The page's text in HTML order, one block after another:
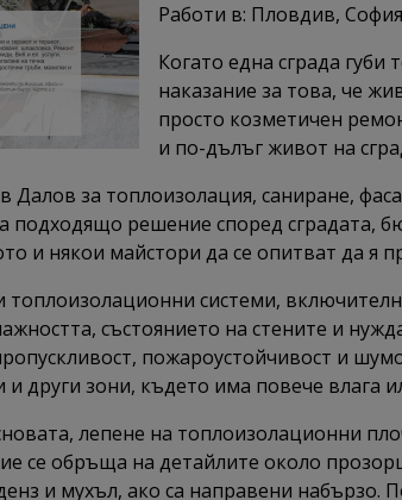
Работи в: Пловдив,
Когато една сграда губи
наказание за това, че
просто козметичен
и по-дълъг живот на
Далов за топлоизолация, саниране,
подходящо решение според сградата,
и някои майстори да се опитват да я
системи,
състоянието на стените и
пожароустойчивост и
други зони, където има повече влага
лепене на топлоизолационни
се обръща на детайлите около
и мухъл, ако са направени набързо.